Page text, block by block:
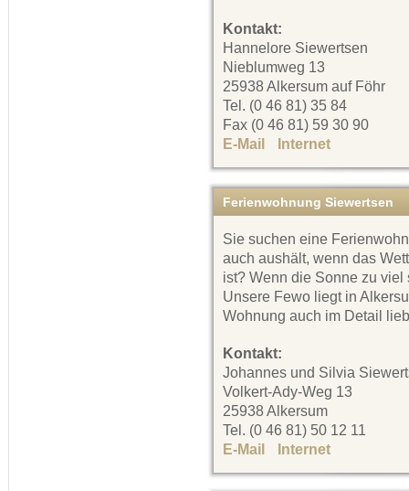
Kontakt:
Hannelore Siewertsen
Nieblumweg 13
25938 Alkersum auf Föhr
Tel. (0 46 81) 35 84
Fax (0 46 81) 59 30 90
E-Mail
Internet
Ferienwohnung Siewertsen
Sie suchen eine
auch aushält, wenn das
ist? Wenn die Sonne zu
Unsere Fewo liegt in
Wohnung auch im Detail
Kontakt:
Johannes und Silvia
Volkert-Ady-Weg 13
25938 Alkersum
Tel. (0 46 81) 50 12 11
E-Mail
Internet